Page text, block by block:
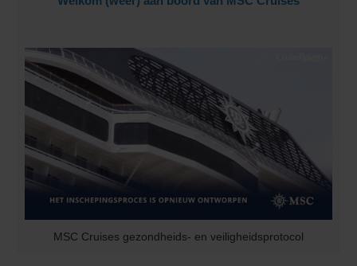
MSC Cruises gezondheids- en veiligheidsprotocol